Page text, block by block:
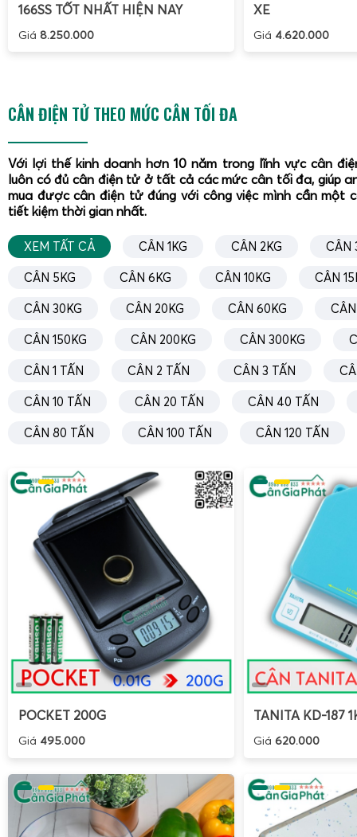
166SS TỐT NHẤT HIỆN NAY
Giá 8.250.000
XE
Giá 4.620.000
CÂN ĐIỆN TỬ THEO MỨC CÂN TỐI ĐA
Với lợi thế kinh doanh hơn 10 năm trong lĩnh vực cân
luôn có đủ cân điện tử ở tất cả các mức cân tối đa, giúp
mua được cân điện tử đúng với công việc mình cần một
tiết kiệm thời gian nhất.
XEM TẤT CẢ CÂN 1KG CÂN 2KG CÂN
CÂN 5KG CÂN 6KG CÂN 10KG CÂN
CÂN 30KG CÂN 20KG CÂN 60KG
CÂN 150KG CÂN 200KG CÂN 300KG
CÂN 1 TẤN CÂN 2 TẤN CÂN 3 TẤN
CÂN 10 TẤN CÂN 20 TẤN CÂN 40 TẤN
CÂN 80 TẤN CÂN 100 TẤN CÂN 120 TẤN
POCKET 200G
Giá 495.000
TANITA KD-187
Giá620.000